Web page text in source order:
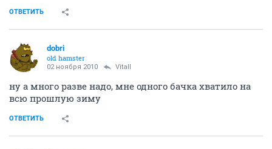
ОТВЕТИТЬ
dobri
old hamster
02 ноября 2010 Vitall
ну а много разве надо, мне одного бачка хватило на
всю прошлую зиму
ОТВЕТИТЬ